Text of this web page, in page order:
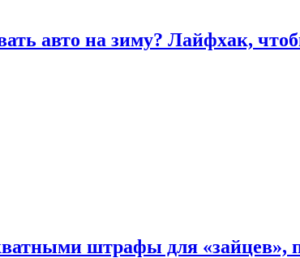
авто на зиму? Лайфхак,
штрафы для